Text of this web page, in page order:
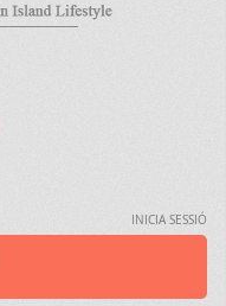
INICIA SESSIÓ